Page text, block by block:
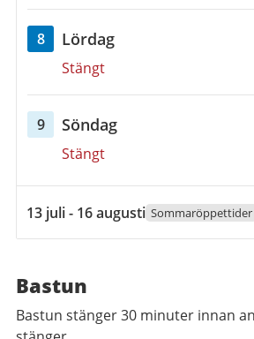
2026
8
lördag
8
2026
Lördag
Stängt
9
söndag
9
Söndag
Stängt
13
juli
till
16
augusti
13 juli - 16 augusti Sommaröppettider
Bastun
Bastun stänger 30 minuter innan